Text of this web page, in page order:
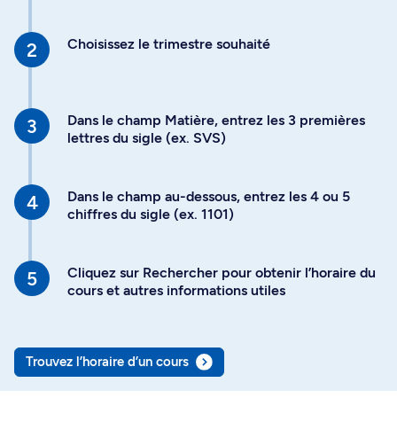
Choisissez le trimestre souhaité
Dans le champ Matière, entrez les 3 premières
lettres du sigle (ex. SVS)
Dans le champ au-dessous, entrez les 4 ou 5
chiffres du sigle (ex. 1101)
Cliquez sur Rechercher pour obtenir l’horaire du
cours et autres informations utiles
Trouvez l’horaire d’un cours